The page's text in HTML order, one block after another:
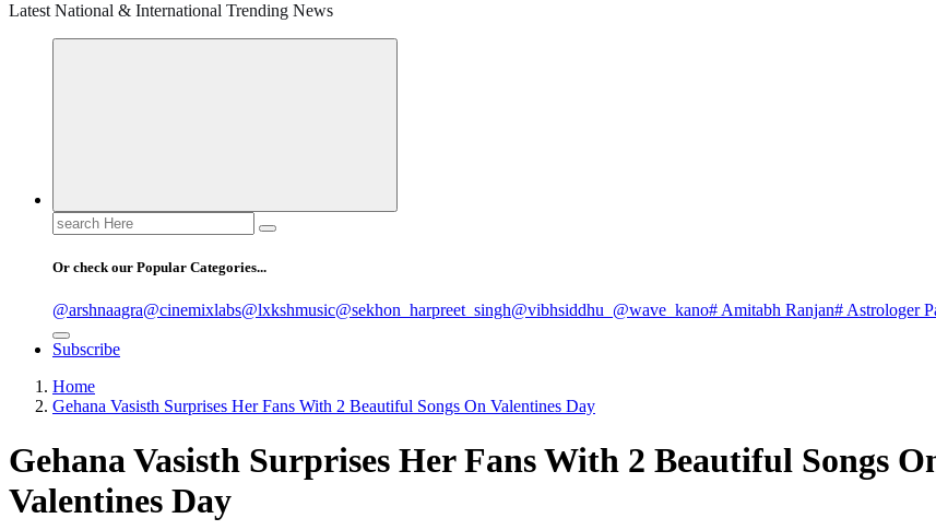
Latest National & International Trending News
Search
for:
Or check our Popular Categories...
@arshnaagra@cinemixlabs@lxkshmusic@sekhon_harpreet_singh@vibhsiddhu_ @wave_kano# Amitabh Ranjan# Astrologer
Subscribe
Home
Gehana Vasisth Surprises Her Fans With 2 Beautiful Songs On Valentines Day
Gehana Vasisth Surprises Her Fans With 2 Beautiful Songs
Valentines Day